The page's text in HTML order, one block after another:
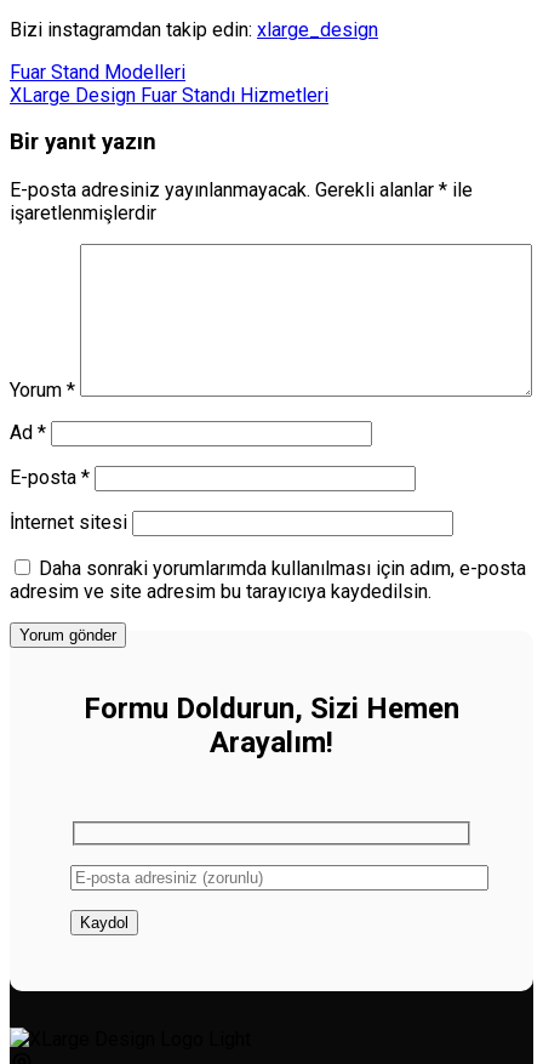
Bizi instagramdan takip edin: xlarge_design
Fuar Stand Modelleri
XLarge Design Fuar Standı Hizmetleri
Bir yanıt yazın
E-posta adresiniz yayınlanmayacak. Gerekli alanlar * ile
işaretlenmişlerdir
Yorum *
Ad *
E-posta *
İnternet sitesi
Daha sonraki yorumlarımda kullanılması için adım, e-posta
adresim ve site adresim bu tarayıcıya kaydedilsin.
Formu Doldurun, Sizi Hemen
Arayalım!